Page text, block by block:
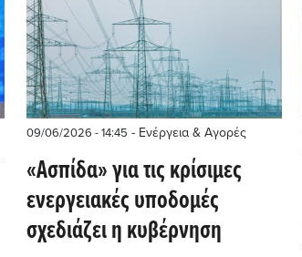
09/06/2026 - 14:45 - Ενέργεια & Αγορές
«Ασπίδα» για τις κρίσιμες
ενεργειακές υποδομές
σχεδιάζει η κυβέρνηση